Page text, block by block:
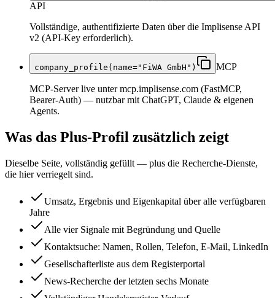
API
Vollständige, authentifizierte Daten über die Implisense API
v2 (API-Key erforderlich).
company_profile(name="FiWA GmbH") MCP
MCP-Server live unter mcp.implisense.com (FastMCP,
Bearer-Auth) — nutzbar mit ChatGPT, Claude & eigenen
Agents.
Was das Plus-Profil zusätzlich zeigt
Dieselbe Seite, vollständig gefüllt — plus die Recherche-Dienste,
die hier verriegelt sind.
Umsatz, Ergebnis und Eigenkapital über alle verfügbaren
Jahre
Alle vier Signale mit Begründung und Quelle
Kontaktsuche: Namen, Rollen, Telefon, E-Mail, LinkedIn
Gesellschafterliste aus dem Registerportal
News-Recherche der letzten sechs Monate